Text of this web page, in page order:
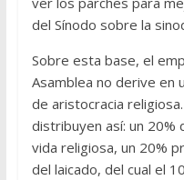
del Sínodo sobre la
Sobre esta base, el
Asamblea no derive en
de aristocracia
distribuyen así: un 20%
vida religiosa, un 20%
del laicado, del cual el